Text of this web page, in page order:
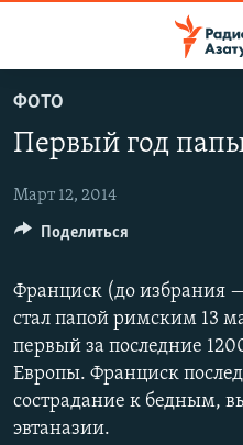
основному
Перейти
навигации
Перейти
поиску
НОВОСТИ
ПОЛИТИКА
ОБЩЕСТВО
ЭКОНОМИКА
РЕГИОН
НАГОРНЫЙ КАРАБАХ
КУЛЬТУРА
СПОРТ
ФОТО
Первый год
Март 12, 2014
Франциск (до избрания
стал папой римским 13
первый за последние
Европы. Франциск
сострадание к бедным,
эвтаназии.
Поделиться